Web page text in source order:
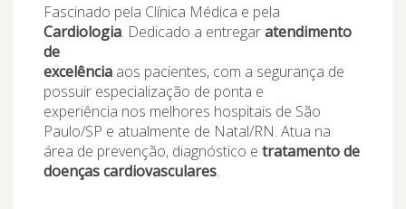
Fascinado pela Clínica Médica e pela
Cardiologia. Dedicado a entregaratendimento
de
excelência aos pacientes, com a segurança de
possuir especialização de ponta e
experiência nos melhores hospitais de São
Paulo/SP e atualmente de Natal/RN. Atua na
área de prevenção, diagnóstico e tratamento de
doenças cardiovasculares.